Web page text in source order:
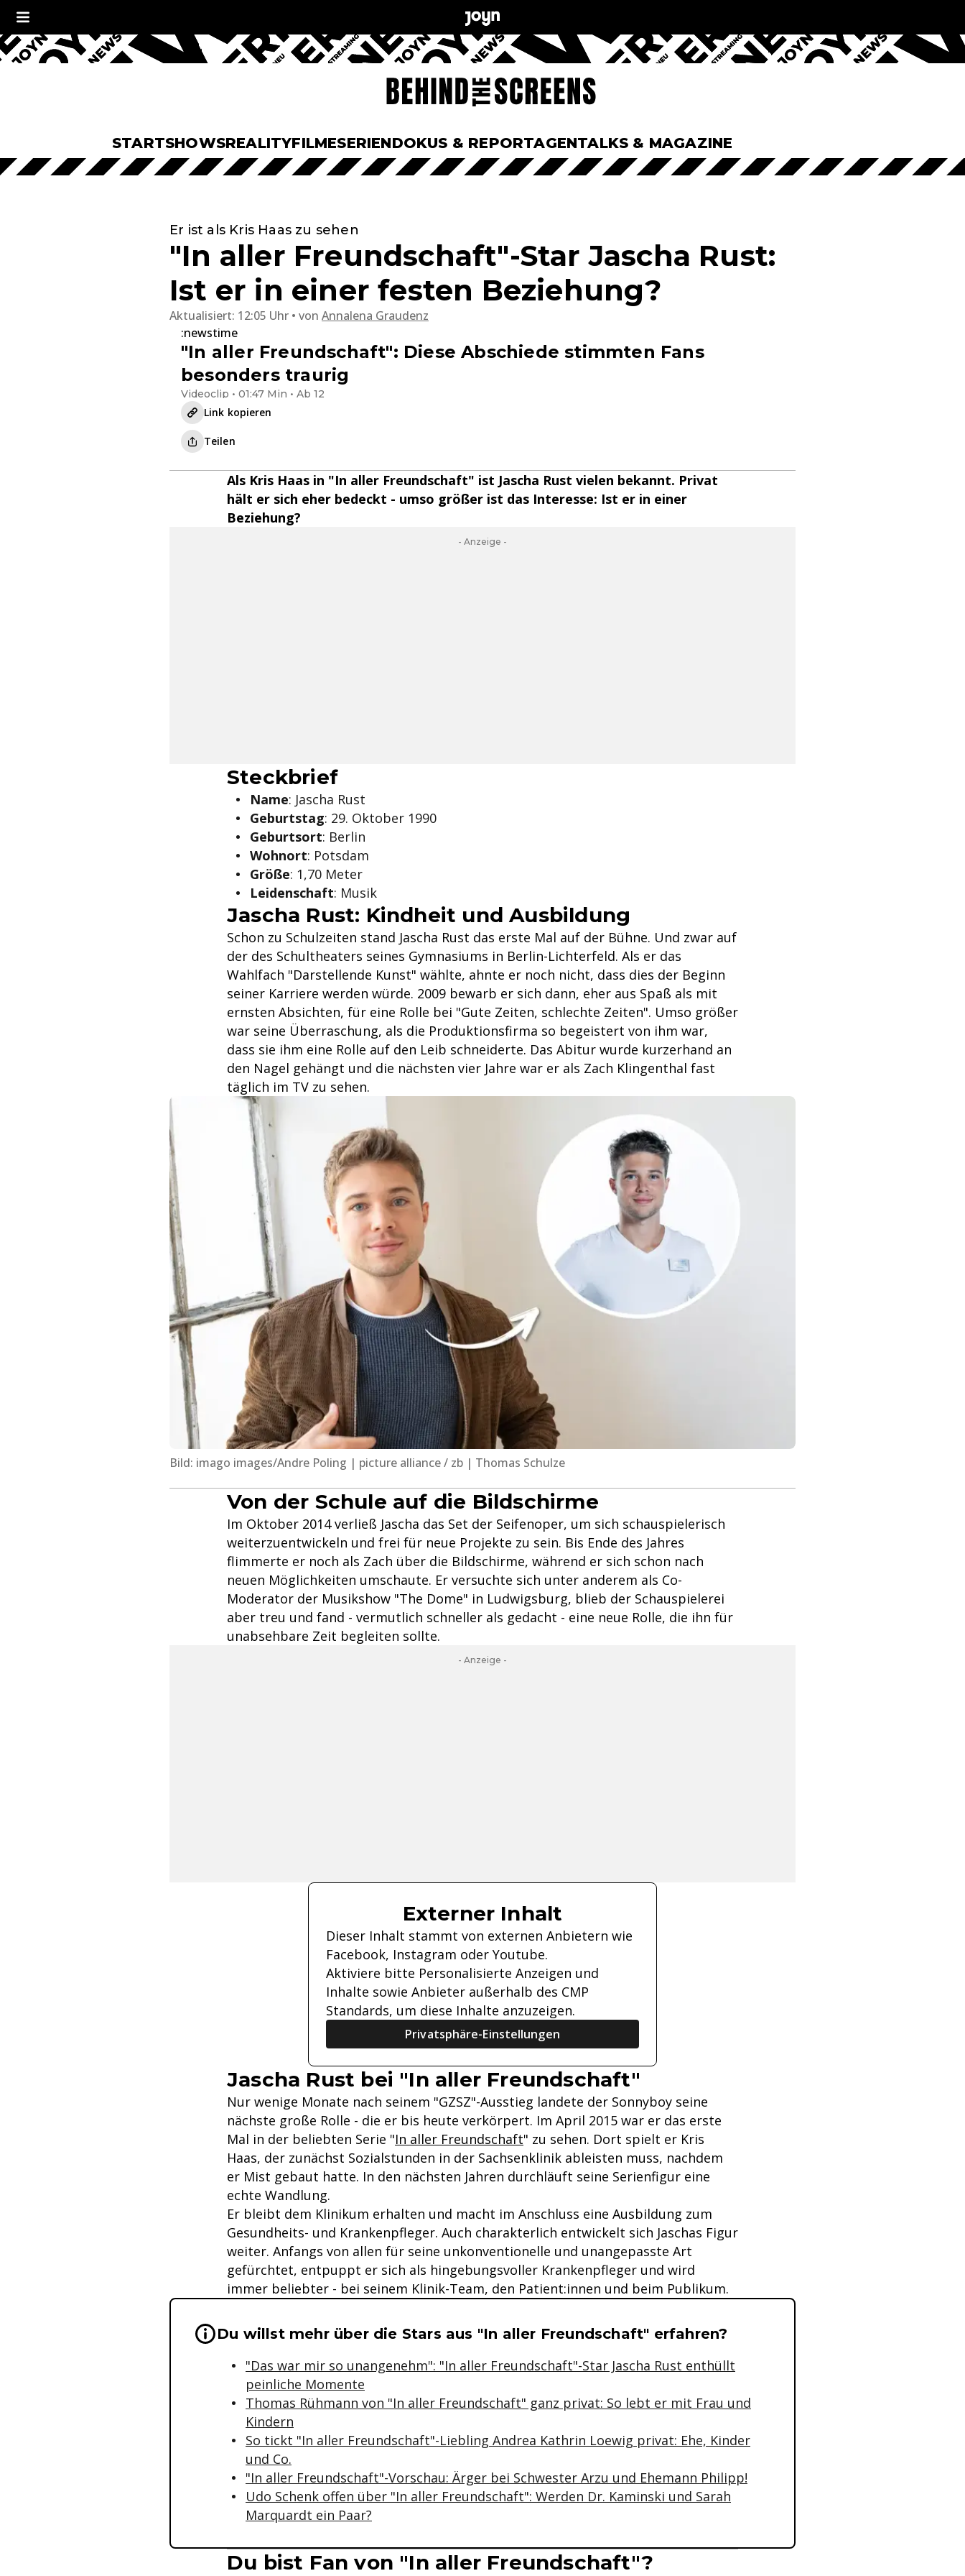
STARTSHOWSREALITYFILMESERIENDOKUS & REPORTAGENTALKS & MAGAZINE
Er ist als Kris Haas zu sehen
"In aller Freundschaft"-Star Jascha Rust:
Ist er in einer festen Beziehung?
Aktualisiert: 12:05 Uhr von Annalena Graudenz
:newstime
"In aller Freundschaft": Diese Abschiede stimmten Fans
besonders traurig
Videoclip • 01:47 Min • Ab 12
Link kopieren
Teilen
Als Kris Haas in "In aller Freundschaft" ist Jascha Rust vielen bekannt. Privat
hält er sich eher bedeckt - umso größer ist das Interesse: Ist er in einer
Beziehung?
- Anzeige -
Steckbrief
Name: Jascha Rust
Geburtstag: 29. Oktober 1990
Geburtsort: Berlin
Wohnort: Potsdam
Größe: 1,70 Meter
Leidenschaft: Musik
Jascha Rust: Kindheit und Ausbildung
Schon zu Schulzeiten stand Jascha Rust das erste Mal auf der Bühne. Und zwar auf
der des Schultheaters seines Gymnasiums in Berlin-Lichterfeld. Als er das
Wahlfach "Darstellende Kunst" wählte, ahnte er noch nicht, dass dies der Beginn
seiner Karriere werden würde. 2009 bewarb er sich dann, eher aus Spaß als mit
ernsten Absichten, für eine Rolle bei "Gute Zeiten, schlechte Zeiten". Umso größer
war seine Überraschung, als die Produktionsfirma so begeistert von ihm war,
dass sie ihm eine Rolle auf den Leib schneiderte. Das Abitur wurde kurzerhand an
den Nagel gehängt und die nächsten vier Jahre war er als Zach Klingenthal fast
täglich im TV zu sehen.
Bild: imago images/Andre Poling | picture alliance / zb | Thomas Schulze
Von der Schule auf die Bildschirme
Im Oktober 2014 verließ Jascha das Set der Seifenoper, um sich schauspielerisch
weiterzuentwickeln und frei für neue Projekte zu sein. Bis Ende des Jahres
flimmerte er noch als Zach über die Bildschirme, während er sich schon nach
neuen Möglichkeiten umschaute. Er versuchte sich unter anderem als Co-
Moderator der Musikshow "The Dome" in Ludwigsburg, blieb der Schauspielerei
aber treu und fand - vermutlich schneller als gedacht - eine neue Rolle, die ihn für
unabsehbare Zeit begleiten sollte.
- Anzeige -
Externer Inhalt
Dieser Inhalt stammt von externen Anbietern wie
Facebook, Instagram oder Youtube.
Aktiviere bitte Personalisierte Anzeigen und
Inhalte sowie Anbieter außerhalb des CMP
Standards, um diese Inhalte anzuzeigen.
Privatsphäre-Einstellungen
Jascha Rust bei "In aller Freundschaft"
Nur wenige Monate nach seinem "GZSZ"-Ausstieg landete der Sonnyboy seine
nächste große Rolle - die er bis heute verkörpert. Im April 2015 war er das erste
Mal in der beliebten Serie "In aller Freundschaft" zu sehen. Dort spielt er Kris
Haas, der zunächst Sozialstunden in der Sachsenklinik ableisten muss, nachdem
er Mist gebaut hatte. In den nächsten Jahren durchläuft seine Serienfigur eine
echte Wandlung.
Er bleibt dem Klinikum erhalten und macht im Anschluss eine Ausbildung zum
Gesundheits- und Krankenpfleger. Auch charakterlich entwickelt sich Jaschas Figur
weiter. Anfangs von allen für seine unkonventionelle und unangepasste Art
gefürchtet, entpuppt er sich als hingebungsvoller Krankenpfleger und wird
immer beliebter - bei seinem Klinik-Team, den Patient:innen und beim Publikum.
Wichtige Hinweise & Informationen zum Inhalt
Du willst mehr über die Stars aus "In aller Freundschaft" erfahren?
"Das war mir so unangenehm": "In aller Freundschaft"-Star Jascha Rust enthüllt
peinliche Momente
Thomas Rühmann von "In aller Freundschaft" ganz privat: So lebt er mit Frau und
Kindern
So tickt "In aller Freundschaft"-Liebling Andrea Kathrin Loewig privat: Ehe, Kinder
und Co.
"In aller Freundschaft"-Vorschau: Ärger bei Schwester Arzu und Ehemann Philipp!
Udo Schenk offen über "In aller Freundschaft": Werden Dr. Kaminski und Sarah
Marquardt ein Paar?
Du bist Fan von "In aller Freundschaft"?